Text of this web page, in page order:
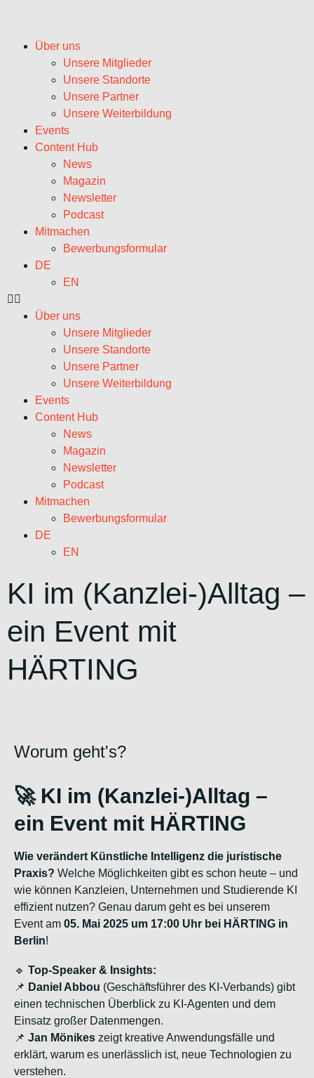
Über uns
Unsere Mitglieder
Unsere Standorte
Unsere Partner
Unsere Weiterbildung
Events
Content Hub
News
Magazin
Newsletter
Podcast
Mitmachen
Bewerbungsformular
DE
EN
Über uns
Unsere Mitglieder
Unsere Standorte
Unsere Partner
Unsere Weiterbildung
Events
Content Hub
News
Magazin
Newsletter
Podcast
Mitmachen
Bewerbungsformular
DE
EN
KI im (Kanzlei-)Alltag –
ein Event mit
HÄRTING
Worum geht's?
🚀 KI im (Kanzlei-)Alltag –
ein Event mit HÄRTING
Wie verändert Künstliche Intelligenz die juristische
Praxis? Welche Möglichkeiten gibt es schon heute – und
wie können Kanzleien, Unternehmen und Studierende KI
effizient nutzen? Genau darum geht es bei unserem
Event am 05. Mai 2025 um 17:00 Uhr bei HÄRTING in
Berlin!
🔹 Top-Speaker & Insights:
📌 Daniel Abbou (Geschäftsführer des KI-Verbands) gibt
einen technischen Überblick zu KI-Agenten und dem
Einsatz großer Datenmengen.
📌 Jan Mönikes zeigt kreative Anwendungsfälle und
erklärt, warum es unerlässlich ist, neue Technologien zu
verstehen.